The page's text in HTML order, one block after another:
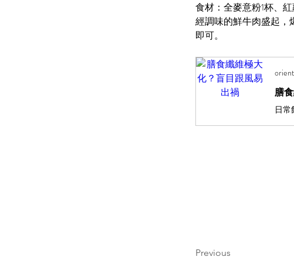
食材：全麥意粉1杯、
經調味的鮮牛肉盛起，
即可。
膳
Previous